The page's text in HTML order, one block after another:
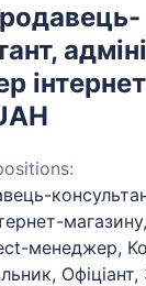
менеджер,